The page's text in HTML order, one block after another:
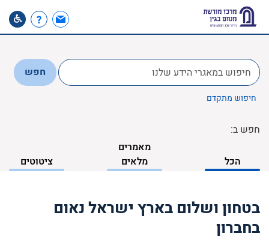
לחפש
ב:
חפש
חיפוש מתקדם
חפש ב:
הכל
מאמרים
מלאים
ציטוטים
בטחון ושלום בארץ ישראל נאום
בחברון